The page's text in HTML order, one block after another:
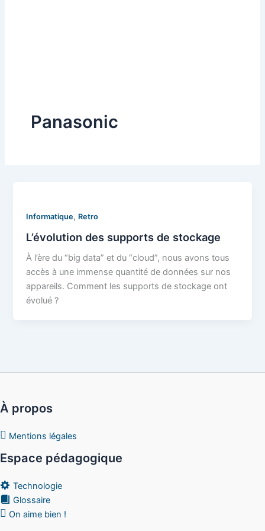
Panasonic
Informatique, Retro
L’évolution des supports de stockage
À l’ère du “big data” et du “cloud”, nous avons tous
accès à une immense quantité de données sur nos
appareils. Comment les supports de stockage ont
évolué ?
À propos
Mentions légales
Espace pédagogique
Technologie
Glossaire
On aime bien !